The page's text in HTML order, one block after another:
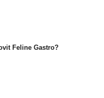
Feline Gastro?